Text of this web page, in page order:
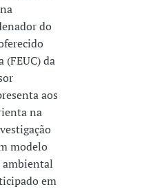
do
(FEUC) da
aos
na
modelo
ambiental
em